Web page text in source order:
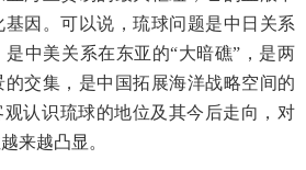
因。可以说，琉球问题是中日关系
中美关系在东亚的“大暗礁”，是两
交集，是中国拓展海洋战略空间的
观认识琉球的地位及其今后走向，对
来越凸显。